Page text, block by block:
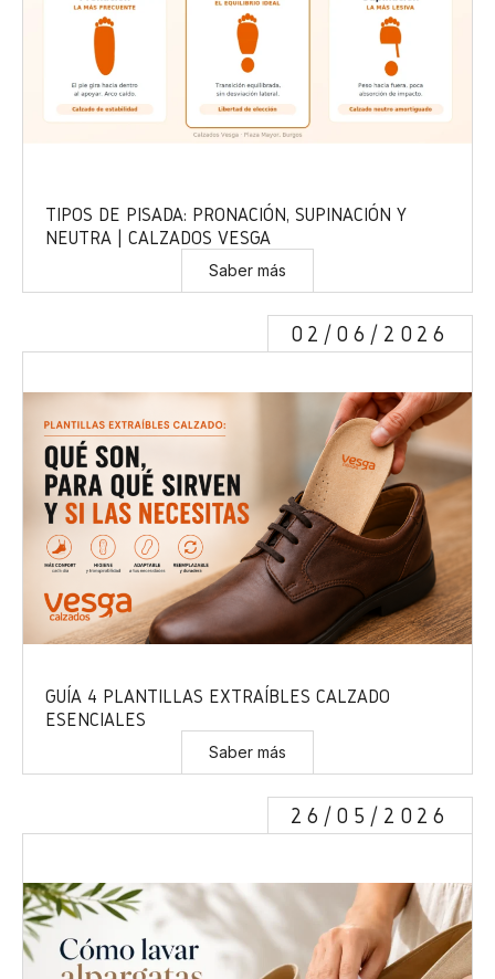
TIPOS DE PISADA: PRONACIÓN, SUPINACIÓN Y
NEUTRA | CALZADOS VESGA
Saber más
02/06/2026
GUÍA 4 PLANTILLAS EXTRAÍBLES CALZADO
ESENCIALES
Saber más
26/05/2026